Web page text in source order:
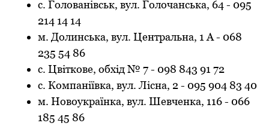
с. Голованівськ, вул. Голочанська, 64 - 095
214 14 14
м. Долинська, вул. Центральна, 1 А - 068
235 54 86
с. Цвіткове, обхід № 7 - 098 843 91 72
с. Компаніївка, вул. Лісна, 2 - 095 904 83 40
м. Новоукраїнка, вул. Шевченка, 116 - 066
185 45 86